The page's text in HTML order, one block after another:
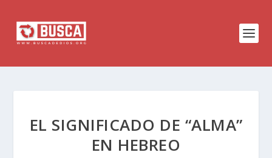
EL SIGNIFICADO DE “ALMA”
EN HEBREO